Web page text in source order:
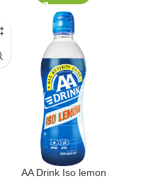
AA Drink Iso lemon